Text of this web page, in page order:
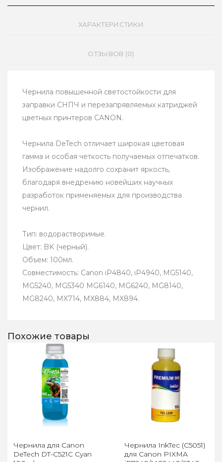
ХАРАКТЕРИСТИКИ
ОТЗЫВОВ (0)
Чернила повышенной светостойкости для
заправки СНПЧ и перезапрявляемых катриджей
цветных принтеров CANON.
Чернила DeTech отличает широкая цветовая
гамма и особая четкость получаемых отпечатков.
Изображение надолго сохранит яркость,
благодаря внедрению новейших научных
разработок применяемых для производства
чернил.
Тип: водорастворимые.
Цвет: BK (черный).
Объем: 100мл.
Совместимость: Canon iP4840, iP4940, MG5140,
MG5240, MG5340 MG6140, MG6240, MG8140,
MG8240, MX714, MX884, MX894.
Похожие товары
Чернила для Canon
DeTech DT-C521C Cyan
Чернила InkTec (C5051)
для Canon PIXMA